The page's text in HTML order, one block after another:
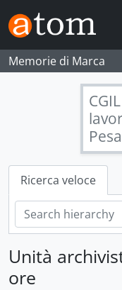
Skip to main content
Memorie di Marca
Ricerca veloce
Unità
ore